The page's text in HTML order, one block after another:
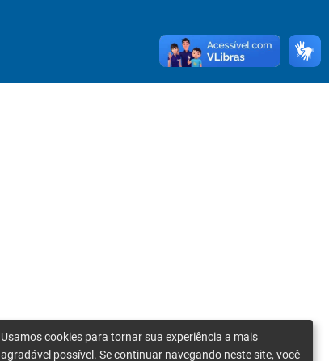
Usamos cookies para tornar sua experiência a mais
agradável possível. Se continuar navegando neste site, você